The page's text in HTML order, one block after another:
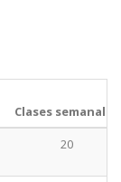
Clases semanales
20